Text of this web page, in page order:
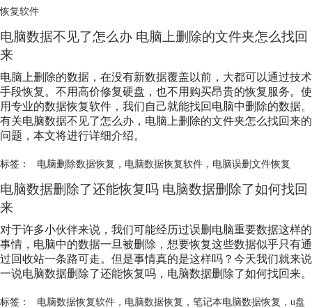
恢复软件
电脑数据不见了怎么办 电脑上删除的文件夹怎么找回
来
电脑上删除的数据，在没有新数据覆盖以前，大都可以通过技术
手段恢复。不用高价修复硬盘，也不用购买昂贵的恢复服务。使
用专业的数据恢复软件，我们自己就能找回电脑中删除的数据。
有关电脑数据不见了怎么办，电脑上删除的文件夹怎么找回来的
问题，本文将进行详细介绍。
标签： 电脑删除数据恢复 ， 电脑数据恢复软件， 电脑误删文件恢复
电脑数据删除了还能恢复吗 电脑数据删除了如何找回
来
对于许多小伙伴来说，我们可能经历过误删电脑重要数据这样的
事情，电脑中的数据一旦被删除，想要恢复这些数据似乎只有通
过回收站一条路可走。但是事情真的是这样吗？今天我们就来说
一说电脑数据删除了还能恢复吗，电脑数据删除了如何找回来。
标签： 电脑数据恢复软件， 电脑数据恢复 ， 笔记本电脑数据恢复 ， u盘